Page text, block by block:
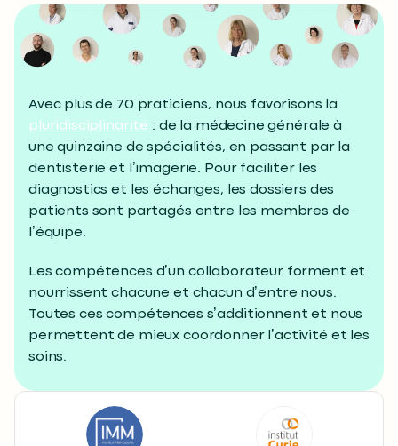
Avec plus de 70 praticiens, nous favorisons la
pluridisciplinarité : de la médecine générale à
une quinzaine de spécialités, en passant par la
dentisterie et l’imagerie. Pour faciliter les
diagnostics et les échanges, les dossiers des
patients sont partagés entre les membres de
l’équipe.
Les compétences d’un collaborateur forment et
nourrissent chacune et chacun d’entre nous.
Toutes ces compétences s’additionnent et nous
permettent de mieux coordonner l’activité et les
soins.